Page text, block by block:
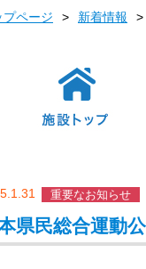
プページ 新着情報
重要なお知らせ
県民総合運動